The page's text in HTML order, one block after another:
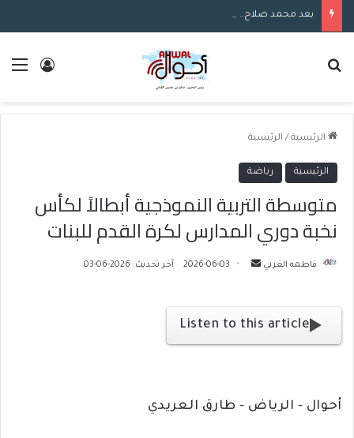
الرئيسية / الرئيسية
الرئيسية رياضة
متوسطة التربية النموذجية أبطالاً لكأس
نخبة دوري المدارس لكرة القدم للبنات
فاطمه الغربي
ل
2026-06-03 آخر تحديث: 2026-06-03
Listen to this article
أحوال ‐ الرياض ‐ طارق العريدي